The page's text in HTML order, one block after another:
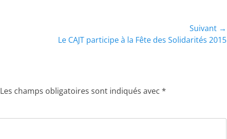
Suivant →
ArticleLe CAJT participe à la Fête des Solidarités 2015
Les champs obligatoires sont indiqués avec *